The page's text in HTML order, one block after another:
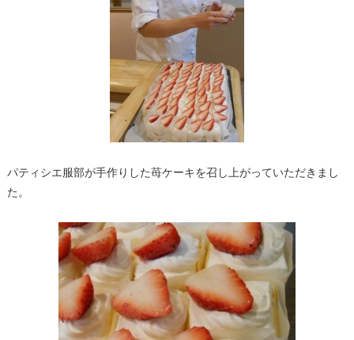
パティシエ服部が手作りした苺ケーキを召し上がっていただきまし
た。